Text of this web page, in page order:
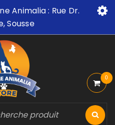
Animalia : Rue Dr.
Sousse
0